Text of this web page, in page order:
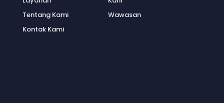
Tentang Kami
Kontak Kami
Wawasan